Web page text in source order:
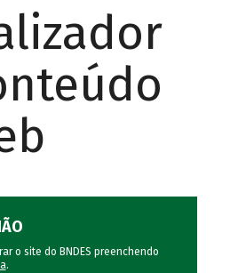
o site do BNDES preenchendo
.